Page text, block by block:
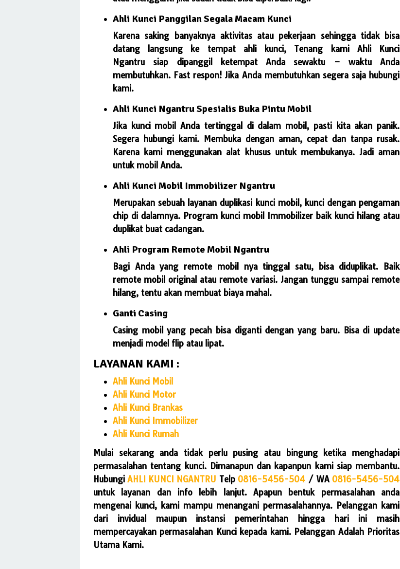
Ahli Kunci Panggilan Segala Macam Kunci
Karena saking banyaknya aktivitas atau pekerjaan sehingga tidak bisa
datang langsung ke tempat ahli kunci, Tenang kami Ahli Kunci
Ngantru siap dipanggil ketempat Anda sewaktu – waktu Anda
membutuhkan. Fast respon! Jika Anda membutuhkan segera saja hubungi
kami.
Ahli Kunci Ngantru Spesialis Buka Pintu Mobil
Jika kunci mobil Anda tertinggal di dalam mobil, pasti kita akan panik.
Segera hubungi kami. Membuka dengan aman, cepat dan tanpa rusak.
Karena kami menggunakan alat khusus untuk membukanya. Jadi aman
untuk mobil Anda.
Ahli Kunci Mobil Immobilizer Ngantru
Merupakan sebuah layanan duplikasi kunci mobil, kunci dengan pengaman
chip di dalamnya. Program kunci mobil Immobilizer baik kunci hilang atau
duplikat buat cadangan.
Ahli Program Remote Mobil Ngantru
Bagi Anda yang remote mobil nya tinggal satu, bisa diduplikat. Baik
remote mobil original atau remote variasi. Jangan tunggu sampai remote
hilang, tentu akan membuat biaya mahal.
Ganti Casing
Casing mobil yang pecah bisa diganti dengan yang baru. Bisa di update
menjadi model flip atau lipat.
LAYANAN KAMI :
Ahli Kunci Mobil
Ahli Kunci Motor
Ahli Kunci Brankas
Ahli Kunci Immobilizer
Ahli Kunci Rumah
Mulai sekarang anda tidak perlu pusing atau bingung ketika menghadapi
permasalahan tentang kunci. Dimanapun dan kapanpun kami siap membantu.
HubungiAHLI KUNCI NGANTRU Telp 0816-5456-504/ WA 0816-5456-504
untuk layanan dan info lebih lanjut. Apapun bentuk permasalahan anda
mengenai kunci, kami mampu menangani permasalahannya. Pelanggan kami
dari invidual maupun instansi pemerintahan hingga hari ini masih
mempercayakan permasalahan Kunci kepada kami. Pelanggan Adalah Prioritas
Utama Kami.